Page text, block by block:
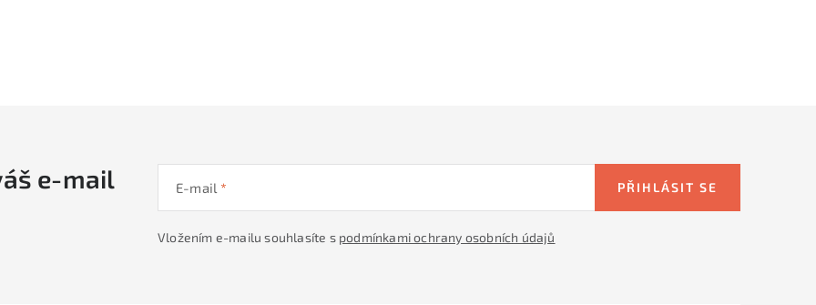
e-mail E-mail
Vložením e-mailu souhlasíte s podmínkami ochrany osobních údajů
PŘIHLÁSIT SE